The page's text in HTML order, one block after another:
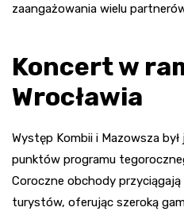
zaangażowania wielu
Koncert w
Wrocławia
Występ Kombii i Mazowsza
punktów programu
Coroczne obchody
turystów, oferując szeroką